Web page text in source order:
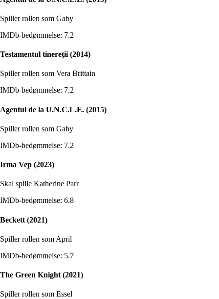
Spiller rollen som Gaby
IMDb-bedømmelse: 7.2
Testamentul tinereții (2014)
Spiller rollen som Vera Brittain
IMDb-bedømmelse: 7.2
Agentul de la U.N.C.L.E. (2015)
Spiller rollen som Gaby
IMDb-bedømmelse: 7.2
Irma Vep (2023)
Skal spille Katherine Parr
IMDb-bedømmelse: 6.8
Beckett (2021)
Spiller rollen som April
IMDb-bedømmelse: 5.7
The Green Knight (2021)
Spiller rollen som Essel